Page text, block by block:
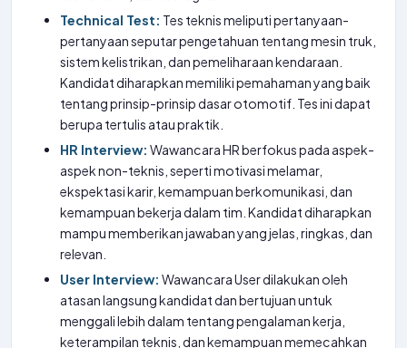
Technical Test: Tes teknis meliputi pertanyaan-
pertanyaan seputar pengetahuan tentang mesin truk,
sistem kelistrikan, dan pemeliharaan kendaraan.
Kandidat diharapkan memiliki pemahaman yang baik
tentang prinsip-prinsip dasar otomotif. Tes ini dapat
berupa tertulis atau praktik.
HR Interview: Wawancara HR berfokus pada aspek-
aspek non-teknis, seperti motivasi melamar,
ekspektasi karir, kemampuan berkomunikasi, dan
kemampuan bekerja dalam tim. Kandidat diharapkan
mampu memberikan jawaban yang jelas, ringkas, dan
relevan.
User Interview: Wawancara User dilakukan oleh
atasan langsung kandidat dan bertujuan untuk
menggali lebih dalam tentang pengalaman kerja,
keterampilan teknis, dan kemampuan memecahkan